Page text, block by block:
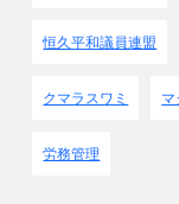
ニ 敵性分
ヘ教員
(4)調査 省略
恒久平和議員連盟
クマラスワミ
労務管理